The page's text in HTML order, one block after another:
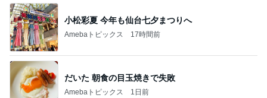
小松彩夏 今年も仙台七夕まつりへ
Amebaトピックス 17時間前
だいた 朝食の目玉焼きで失敗
Amebaトピックス 1日前